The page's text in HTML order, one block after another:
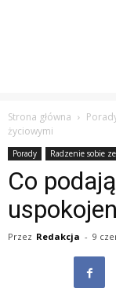
Strona główna
życiowymi
Porady Radzenie sobie
Co
Przez Redakcja - 9